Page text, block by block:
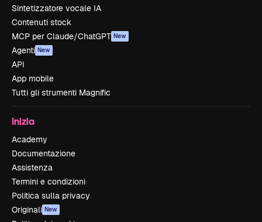
Sintetizzatore vocale IA
Contenuti stock
MCP per Claude/ChatGPT New
Agenti New
API
App mobile
Tutti gli strumenti Magnific
Inizia
Academy
Documentazione
Assistenza
Termini e condizioni
Politica sulla privacy
Originali New